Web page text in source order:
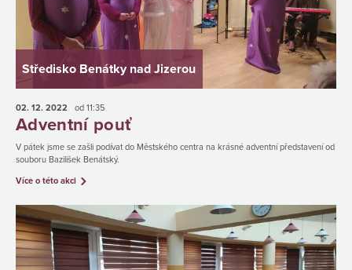
Středisko Benátky nad Jizerou
02. 12. 2022 od 11:35
Adventní pouť
V pátek jsme se zašli podívat do Městského centra na krásné adventní představení od
souboru Bazilišek Benátský.
Více o této akci